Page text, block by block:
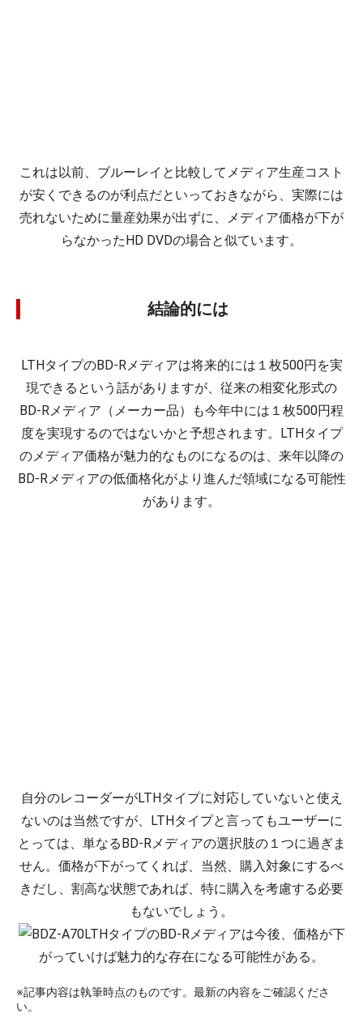
これは以前、ブルーレイと比較してメディア生産コスト
が安くできるのが利点だといっておきながら、実際には
売れないために量産効果が出ずに、メディア価格が下が
らなかったHD DVDの場合と似ています。
結論的には
LTHタイプのBD-Rメディアは将来的には１枚500円を実
現できるという話がありますが、従来の相変化形式の
BD-Rメディア（メーカー品）も今年中には１枚500円程
度を実現するのではないかと予想されます。LTHタイプ
のメディア価格が魅力的なものになるのは、来年以降の
BD-Rメディアの低価格化がより進んだ領域になる可能性
があります。
自分のレコーダーがLTHタイプに対応していないと使え
ないのは当然ですが、LTHタイプと言ってもユーザーに
とっては、単なるBD-Rメディアの選択肢の１つに過ぎま
せん。価格が下がってくれば、当然、購入対象にするべ
きだし、割高な状態であれば、特に購入を考慮する必要
もないでしょう。
LTHタイプのBD-Rメディアは今後、価格が下
がっていけば魅力的な存在になる可能性がある。
※記事内容は執筆時点のものです。最新の内容をご確認くださ
い。